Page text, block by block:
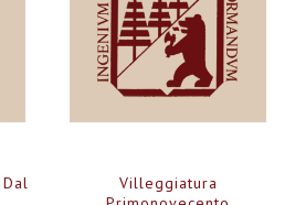
Villeggiatura